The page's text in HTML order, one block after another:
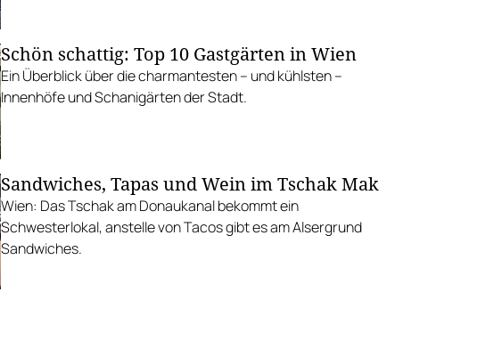
Schön schattig: Top 10 Gastgärten in Wien
Ein Überblick über die charmantesten – und kühlsten –
Innenhöfe und Schanigärten der Stadt.
Sandwiches, Tapas und Wein im Tschak Mak
Wien: Das Tschak am Donaukanal bekommt ein
Schwesterlokal, anstelle von Tacos gibt es am Alsergrund
Sandwiches.